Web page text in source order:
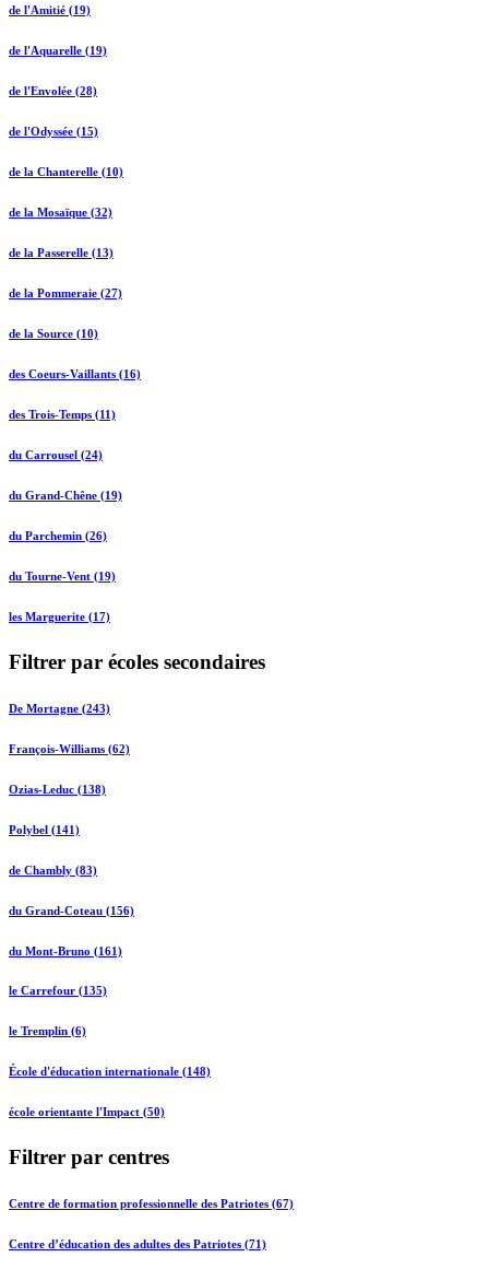
de l'Amitié (19)
de l'Aquarelle (19)
de l'Envolée (28)
de l'Odyssée (15)
de la Chanterelle (10)
de la Mosaïque (32)
de la Passerelle (13)
de la Pommeraie (27)
de la Source (10)
des Coeurs-Vaillants (16)
des Trois-Temps (11)
du Carrousel (24)
du Grand-Chêne (19)
du Parchemin (26)
du Tourne-Vent (19)
les Marguerite (17)
Filtrer par écoles secondaires
De Mortagne (243)
François-Williams (62)
Ozias-Leduc (138)
Polybel (141)
de Chambly (83)
du Grand-Coteau (156)
du Mont-Bruno (161)
le Carrefour (135)
le Tremplin (6)
École d'éducation internationale (148)
école orientante l'Impact (50)
Filtrer par centres
Centre de formation professionnelle des Patriotes (67)
Centre d’éducation des adultes des Patriotes (71)